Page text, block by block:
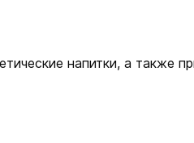
напитки, а также